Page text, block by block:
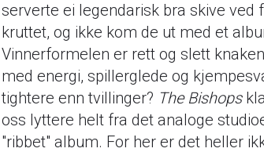
serverte ei legendarisk bra skive ved
kruttet, og ikke kom de ut med et
Vinnerformelen er rett og slett
med energi, spillerglede og
tightere enn tvillinger? The Bishops
oss lyttere helt fra det analoge
"ribbet" album. For her er det heller